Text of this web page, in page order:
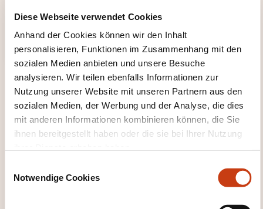
Diese Webseite verwendet Cookies
Anhand der Cookies können wir den Inhalt
personalisieren, Funktionen im Zusammenhang mit den
sozialen Medien anbieten und unsere Besuche
analysieren. Wir teilen ebenfalls Informationen zur
Nutzung unserer Website mit unseren Partnern aus den
sozialen Medien, der Werbung und der Analyse, die dies
mit anderen Informationen kombinieren können, die Sie
ihnen bereitgestellt haben oder die sie bei Ihrer Nutzung
Notwendige Cookies
WEITERBILDUNGSFELDER